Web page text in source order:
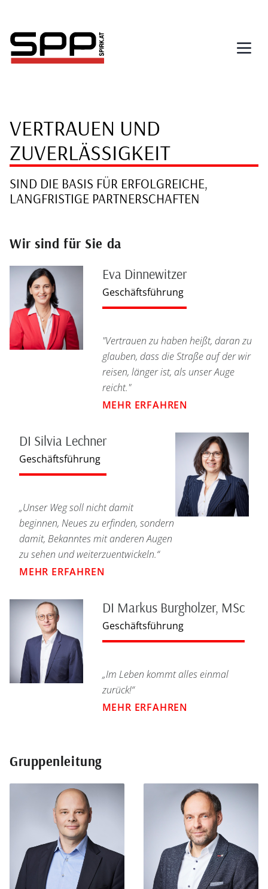
Inhalt
VERTRAUEN UND
ZUVERLÄSSIGKEIT
SIND DIE BASIS FÜR ERFOLGREICHE,
LANGFRISTIGE PARTNERSCHAFTEN
Wir sind für Sie da
Eva Dinnewitzer
Geschäftsführung
"Vertrauen zu haben heißt, daran zu
glauben, dass die Straße auf der wir
reisen, länger ist, als unser Auge
reicht."
MEHR ERFAHREN
DI Silvia Lechner
Geschäftsführung
„Unser Weg soll nicht damit
beginnen, Neues zu erfinden, sondern
damit, Bekanntes mit anderen Augen
zu sehen und weiterzuentwickeln.“
MEHR ERFAHREN
DI Markus Burgholzer, MSc
Geschäftsführung
„Im Leben kommt alles einmal
zurück!“
MEHR ERFAHREN
Gruppenleitung